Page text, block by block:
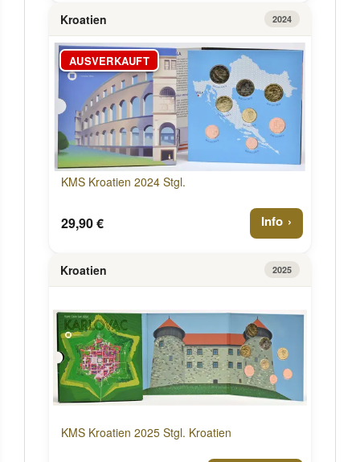
Kroatien 2024
AUSVERKAUFT
KMS Kroatien 2024 Stgl.
29,90 € Info
Kroatien 2025
KMS Kroatien 2025 Stgl. Kroatien